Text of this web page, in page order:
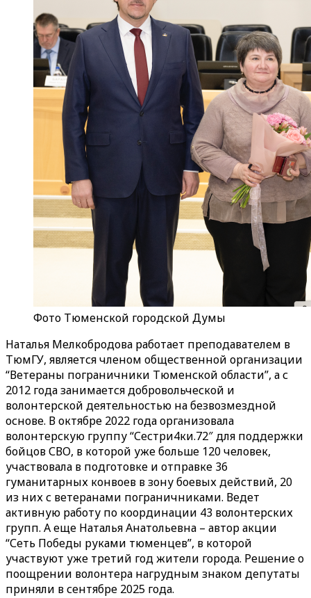
Фото Тюменской городской Думы
Наталья Мелкобродова работает преподавателем в
ТюмГУ, является членом общественной организации
“Ветераны пограничники Тюменской области”, а с
2012 года занимается добровольческой и
волонтерской деятельностью на безвозмездной
основе. В октябре 2022 года организовала
волонтерскую группу “Сестри4ки.72″ для поддержки
бойцов СВО, в которой уже больше 120 человек,
участвовала в подготовке и отправке 36
гуманитарных конвоев в зону боевых действий, 20
из них с ветеранами пограничниками. Ведет
активную работу по координации 43 волонтерских
групп. А еще Наталья Анатольевна – автор акции
“Сеть Победы руками тюменцев”, в которой
участвуют уже третий год жители города. Решение о
поощрении волонтера нагрудным знаком депутаты
приняли в сентябре 2025 года.